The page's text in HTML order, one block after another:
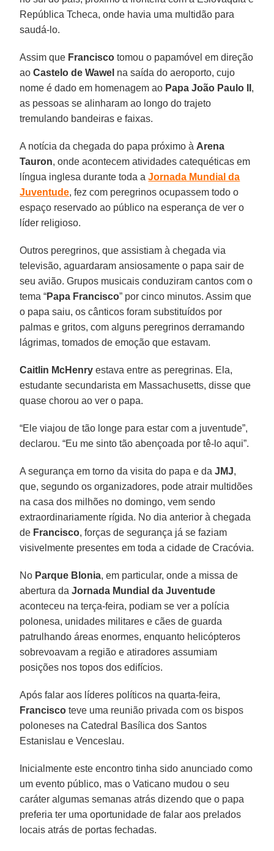
República Tcheca, onde havia uma multidão para
saudá-lo.
Assim que Francisco tomou o papamóvel em direção
aoCastelo de Wawel na saída do aeroporto, cujo
nome é dado em homenagem ao Papa João Paulo II ,
as pessoas se alinharam ao longo do trajeto
tremulando bandeiras e faixas.
A notícia da chegada do papa próximo à Arena
Tauron, onde acontecem atividades catequéticas em
língua inglesa durante toda aJornada Mundial da
Juventude, fez com peregrinos ocupassem todo o
espaço reservado ao público na esperança de ver o
líder religioso.
Outros peregrinos, que assistiam à chegada via
televisão, aguardaram ansiosamente o papa sair de
seu avião. Grupos musicais conduziram cantos com o
tema “Papa Francisco” por cinco minutos. Assim que
o papa saiu, os cânticos foram substituídos por
palmas e gritos, com alguns peregrinos derramando
lágrimas, tomados de emoção que estavam.
Caitlin McHenry estava entre as peregrinas. Ela,
estudante secundarista em Massachusetts, disse que
quase chorou ao ver o papa.
“Ele viajou de tão longe para estar com a juventude”,
declarou. “Eu me sinto tão abençoada por tê-lo aqui”.
A segurança em torno da visita do papa e daJMJ,
que, segundo os organizadores, pode atrair multidões
na casa dos milhões no domingo, vem sendo
extraordinariamente rígida. No dia anterior à chegada
de Francisco, forças de segurança já se faziam
visivelmente presentes em toda a cidade de Cracóvia.
No Parque Blonia, em particular, onde a missa de
abertura daJornada Mundial da Juventude
aconteceu na terça-feira, podiam se ver a polícia
polonesa, unidades militares e cães de guarda
patrulhando áreas enormes, enquanto helicópteros
sobrevoavam a região e atiradores assumiam
posições nos topos dos edifícios.
Após falar aos líderes políticos na quarta-feira,
Francisco teve uma reunião privada com os bispos
poloneses na Catedral Basílica dos Santos
Estanislau e Venceslau.
Inicialmente este encontro tinha sido anunciado como
um evento público, mas o Vaticano mudou o seu
caráter algumas semanas atrás dizendo que o papa
preferia ter uma oportunidade de falar aos prelados
locais atrás de portas fechadas.